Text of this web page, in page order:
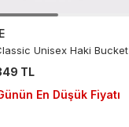
Unisex Haki Bucket
TL
En Düşük Fiyatı